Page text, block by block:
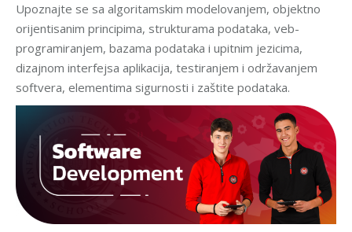
Upoznajte se sa algoritamskim modelovanjem, objektno
orijentisanim principima, strukturama podataka, veb-
programiranjem, bazama podataka i upitnim jezicima,
dizajnom interfejsa aplikacija, testiranjem i održavanjem
softvera, elementima sigurnosti i zaštite podataka.